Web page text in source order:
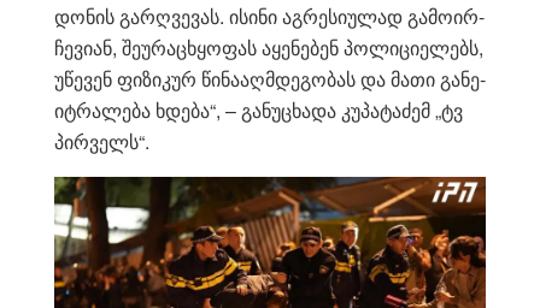
დო­ნის გარ­ღვე­ვას. ისი­ნი აგ­რე­სი­უ­ლად გა­მო­ირ­
ჩე­ვი­ან, შე­უ­რა­ცხყო­ფას აყე­ნე­ბენ პო­ლი­ცი­ე­ლებს,
უწე­ვენ ფი­ზი­კურ წი­ნა­აღ­მდე­გო­ბას და მათი გა­ნე­
იტ­რა­ლე­ბა ხდე­ბა“, – გა­ნუ­ცხა­და კუ­პა­ტა­ძემ „ტვ
პირ­ველს“.